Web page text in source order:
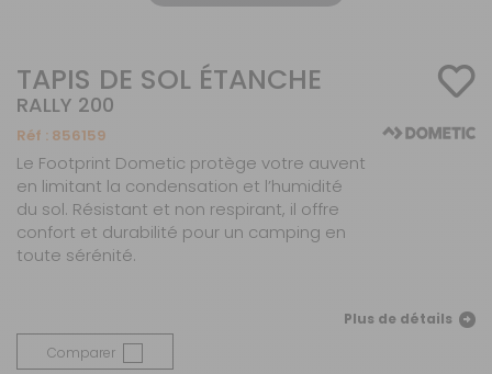
TAPIS DE SOL ÉTANCHE
RALLY 200
Réf : 856159
Le Footprint Dometic protège votre auvent
en limitant la condensation et l’humidité
du sol. Résistant et non respirant, il offre
confort et durabilité pour un camping en
toute sérénité.
Plus de détails
Comparer